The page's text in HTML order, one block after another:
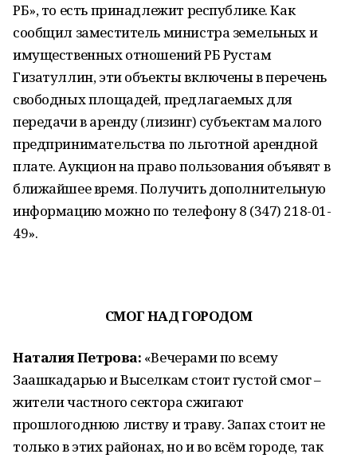
РБ», то есть принадлежит республике. Как
сообщил заместитель министра земельных и
имущественных отношений РБ Рустам
Гизатуллин, эти объекты включены в перечень
свободных площадей, предлагаемых для
передачи в аренду (лизинг) субъектам малого
предпринимательства по льготной арендной
плате. Аукцион на право пользования объявят в
ближайшее время. Получить дополнительную
информацию можно по телефону 8 (347) 218-01-
49».
СМОГ НАД ГОРОДОМ
Наталия Петрова: «Вечерами по всему
Заашкадарью и Выселкам стоит густой смог –
жители частного сектора сжигают
прошлогоднюю листву и траву. Запах стоит не
только в этих районах, но и во всём городе, так